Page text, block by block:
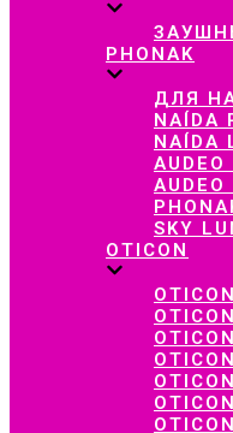
PHONAK
ДЛЯ
NAÍDA
NAÍDA
AUDEO
SKY
OTICON